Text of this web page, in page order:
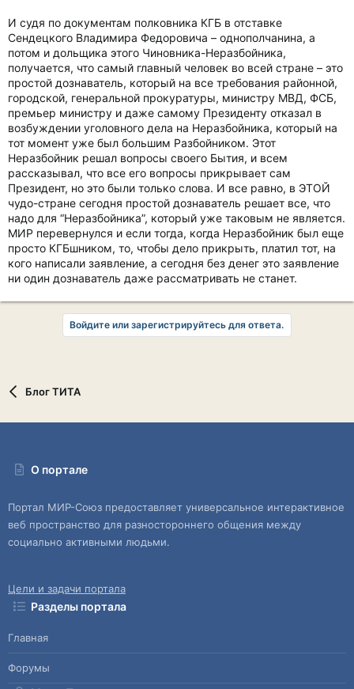
И судя по документам полковника КГБ в отставке
Сендецкого Владимира Федоровича – однополчанина, а
потом и дольщика этого Чиновника-Неразбойника,
получается, что самый главный человек во всей стране – это
простой дознаватель, который на все требования районной,
городской, генеральной прокуратуры, министру МВД, ФСБ,
премьер министру и даже самому Президенту отказал в
возбуждении уголовного дела на Неразбойника, который на
тот момент уже был большим Разбойником. Этот
Неразбойник решал вопросы своего Бытия, и всем
рассказывал, что все его вопросы прикрывает сам
Президент, но это были только слова. И все равно, в ЭТОЙ
чудо-стране сегодня простой дознаватель решает все, что
надо для “Неразбойника”, который уже таковым не является.
МИР перевернулся и если тогда, когда Неразбойник был еще
просто КГБшником, то, чтобы дело прикрыть, платил тот, на
кого написали заявление, а сегодня без денег это заявление
ни один дознаватель даже рассматривать не станет.
Войдите или зарегистрируйтесь для ответа.
Блог ТИТА
О портале
Портал МИР-Союз предоставляет универсальное интерактивное
веб пространство для разностороннего общения между
социально активными людьми.
Цели и задачи портала
Разделы портала
Главная
Форумы